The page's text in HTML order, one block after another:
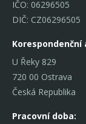
IČO: 06296505
DIČ: CZ06296505
U Řeky 829
720 00 Ostrava
Česká Republika
Pracovní doba: